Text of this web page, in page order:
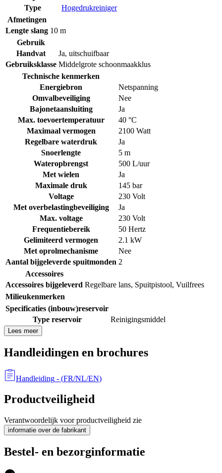
Type
Hogedrukreiniger
Afmetingen
Lengte slang 10 m
Gebruik
Handvat
Ja, uitschuifbaar
Gebruiksklasse Middelgrote schoonmaakklus
Technische kenmerken
Energiebron
Netspanning
Omvalbeveiliging
Nee
Bajonetaansluiting
Ja
Max. toevoertemperatuur
40 °C
Maximaal vermogen
2100 Watt
Regelbare waterdruk
Ja
Snoerlengte
5 m
Wateropbrengst
500 L/uur
Met wielen
Ja
Maximale druk
145 bar
Voltage
230 Volt
Met overbelastingbeveiliging
Ja
Max. voltage
230 Volt
Frequentiebereik
50 Hertz
Gelimiteerd vermogen
2.1 kW
Met oprolmechanisme
Nee
Aantal bijgeleverde spuitmonden 2
Accessoires
Accessoires bijgeleverd Regelbare lans, Spuitpistool, Vuilfrees
Milieukenmerken
Specificaties (inbouw)reservoir
Type reservoir
Reinigingsmiddel
Lees meer
Handleidingen en brochures
Handleiding - (FR/NL/EN)
Productveiligheid
Verantwoordelijk voor productveiligheid zie
informatie over de fabrikant
Bestel- en bezorginformatie